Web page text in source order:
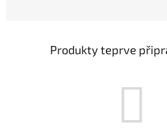
Produkty teprve